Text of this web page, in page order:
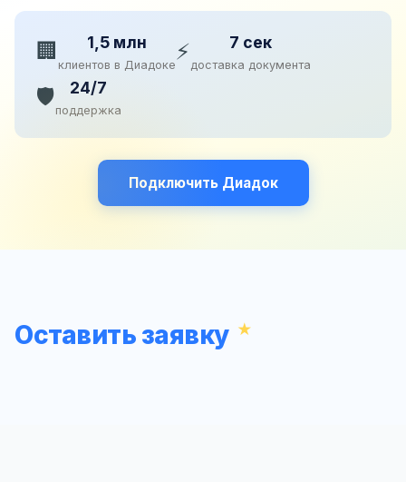
🏢 1,5 млн
клиентов в Диадоке⚡ 7 сек
доставка документа
🛡️ 24/7
поддержка
Подключить Диадок
Оставить заявку